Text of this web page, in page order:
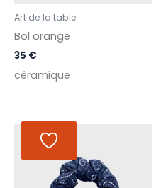
Art de la table
Bol orange
35 €
céramique
Plage
9 €
à
13 €